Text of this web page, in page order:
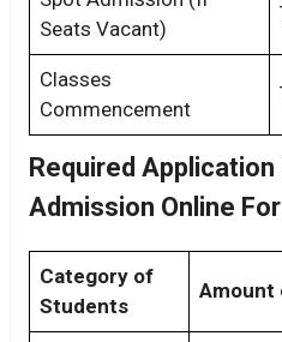
Seats Vacant)
Classes
Commencement
Required Application
Admission Online
Category of
Students
Amount